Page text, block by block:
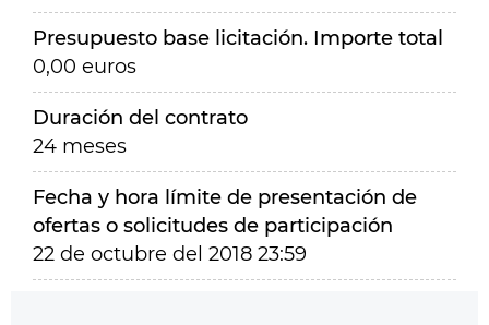
Presupuesto base licitación. Importe total
0,00 euros
Duración del contrato
24 meses
Fecha y hora límite de presentación de
ofertas o solicitudes de participación
22 de octubre del 2018 23:59